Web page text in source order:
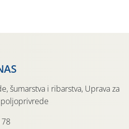
šumarstva i ribarstva, Uprava za